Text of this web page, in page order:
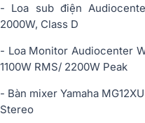
- Loa sub điện
2000W, Class D
- Loa Monitor Audiocenter
1100W RMS/ 2200W Peak
- Bàn mixer Yamaha
Stereo